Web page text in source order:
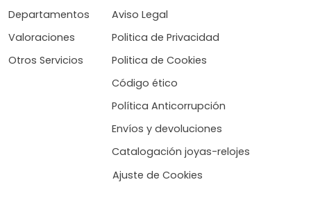
Departamentos
Valoraciones
Otros Servicios
Aviso Legal
Politica de Privacidad
Politica de Cookies
Código ético
Política Anticorrupción
Envíos y devoluciones
Catalogación joyas-relojes
Ajuste de Cookies